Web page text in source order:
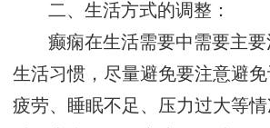
二、生活方式的调整：
癫痫在生活需要中需要主
生活习惯，尽量避免要注意避
疲劳、睡眠不足、压力过大等情